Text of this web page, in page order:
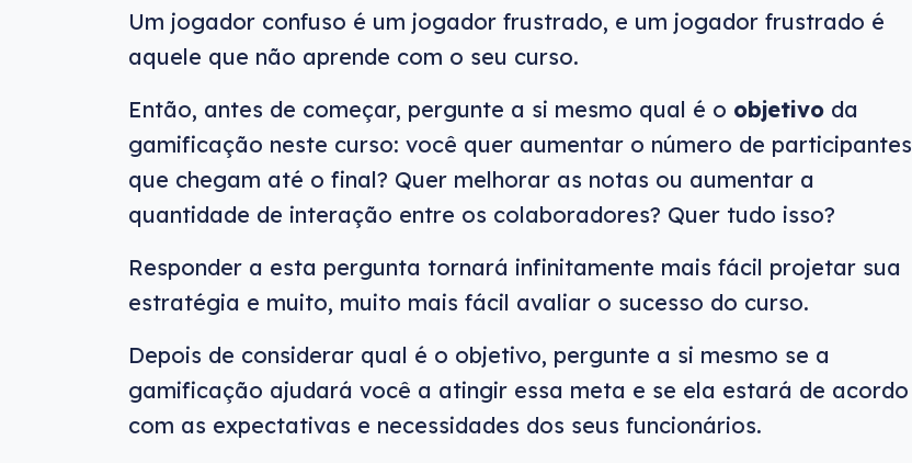
Um jogador confuso é um jogador frustrado, e um jogador frustrado é
aquele que não aprende com o seu curso.
Então, antes de começar, pergunte a si mesmo qual é o objetivo da
gamificação neste curso: você quer aumentar o número de participantes
que chegam até o final? Quer melhorar as notas ou aumentar a
quantidade de interação entre os colaboradores? Quer tudo isso?
Responder a esta pergunta tornará infinitamente mais fácil projetar sua
estratégia e muito, muito mais fácil avaliar o sucesso do curso.
Depois de considerar qual é o objetivo, pergunte a si mesmo se a
gamificação ajudará você a atingir essa meta e se ela estará de acordo
com as expectativas e necessidades dos seus funcionários.